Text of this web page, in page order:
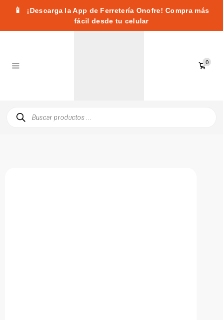
📱
¡Descarga la App de Ferretería Onofre! Compra más
fácil desde tu celular
0